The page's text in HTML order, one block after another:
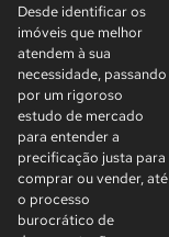
Desde identificar os
imóveis que melhor
atendem à sua
necessidade, passando
por um rigoroso
estudo de mercado
para entender a
precificação justa para
comprar ou vender, até
o processo
burocrático de